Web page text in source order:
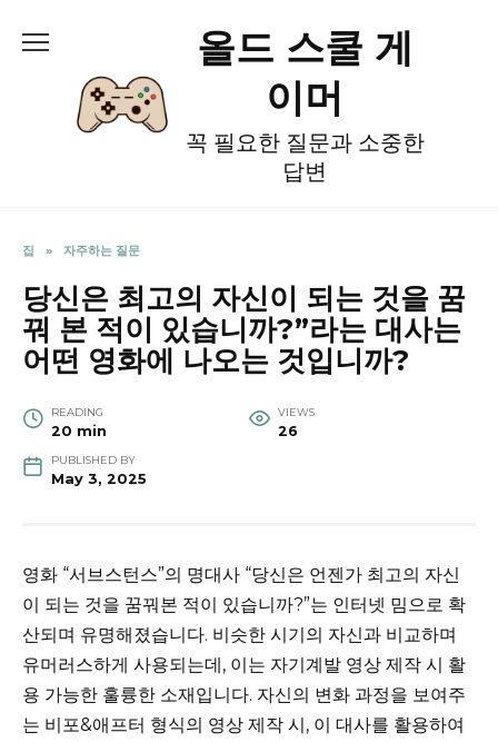
올드 스쿨 게
이머
꼭 필요한 질문과 소중한
답변
집 » 자주하는 질문
당신은 최고의 자신이 되는 것을 꿈
꿔 본 적이 있습니까?”라는 대사는
어떤 영화에 나오는 것입니까?
READING
20 min
VIEWS
26
PUBLISHED BY
May 3, 2025
영화 “서브스턴스”의 명대사 “당신은 언젠가 최고의 자신
이 되는 것을 꿈꿔본 적이 있습니까?”는 인터넷 밈으로 확
산되며 유명해졌습니다. 비슷한 시기의 자신과 비교하며
유머러스하게 사용되는데, 이는 자기계발 영상 제작 시 활
용 가능한 훌륭한 소재입니다. 자신의 변화 과정을 보여주
는 비포&애프터 형식의 영상 제작 시, 이 대사를 활용하여